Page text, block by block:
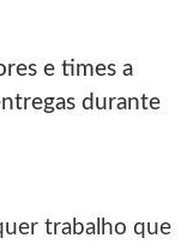
e times a
durante
trabalho que